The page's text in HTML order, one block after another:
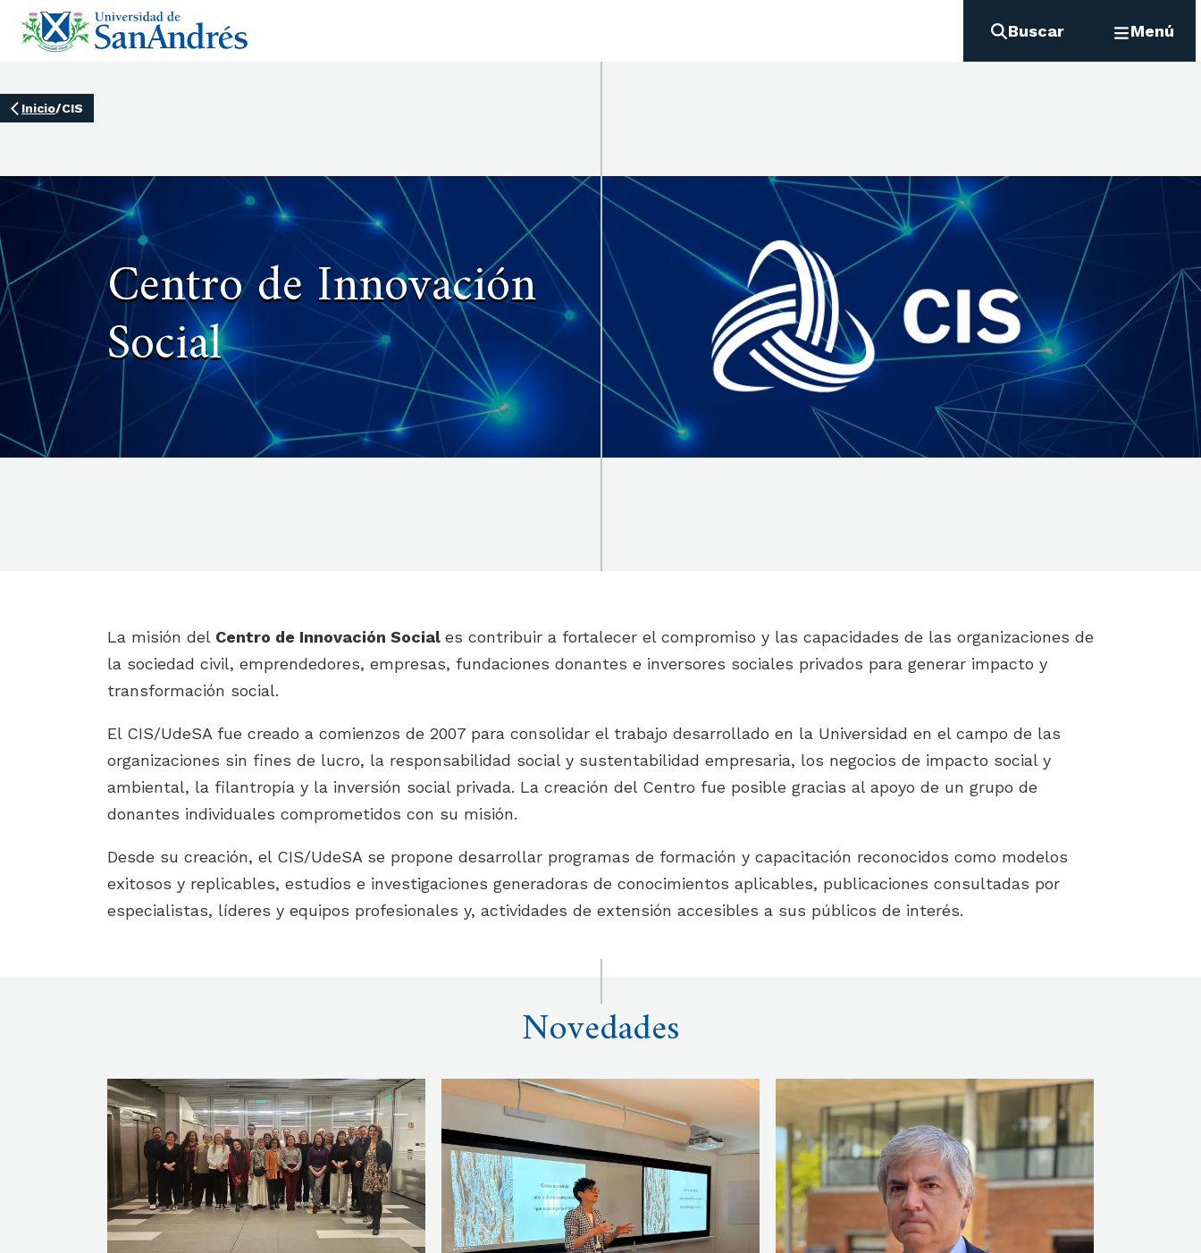
Buscar Menú
Inicio/CIS
Centro de Innovación
Social
La misión del Centro de Innovación Social es contribuir a fortalecer el compromiso y las capacidades de las organizaciones de
la sociedad civil, emprendedores, empresas, fundaciones donantes e inversores sociales privados para generar impacto y
transformación social.
El CIS/UdeSA fue creado a comienzos de 2007 para consolidar el trabajo desarrollado en la Universidad en el campo de las
organizaciones sin fines de lucro, la responsabilidad social y sustentabilidad empresaria, los negocios de impacto social y
ambiental, la filantropía y la inversión social privada. La creación del Centro fue posible gracias al apoyo de un grupo de
donantes individuales comprometidos con su misión.
Desde su creación, el CIS/UdeSA se propone desarrollar programas de formación y capacitación reconocidos como modelos
exitosos y replicables, estudios e investigaciones generadoras de conocimientos aplicables, publicaciones consultadas por
especialistas, líderes y equipos profesionales y, actividades de extensión accesibles a sus públicos de interés.
Novedades